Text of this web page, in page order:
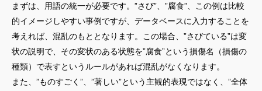
まずは、用語の統一が必要です。”さび”、”腐食”、この例は比較
的イメージしやすい事例ですが、データベースに入力することを
考えれば、混乱のもととなります。この場合、”さびている”は変
状の説明で、その変状のある状態を”腐食”という損傷名（損傷の
種類）で表すというルールがあれば混乱がなくなります。
また、”ものすごく”、”著しい”という主観的表現ではなく、”全体